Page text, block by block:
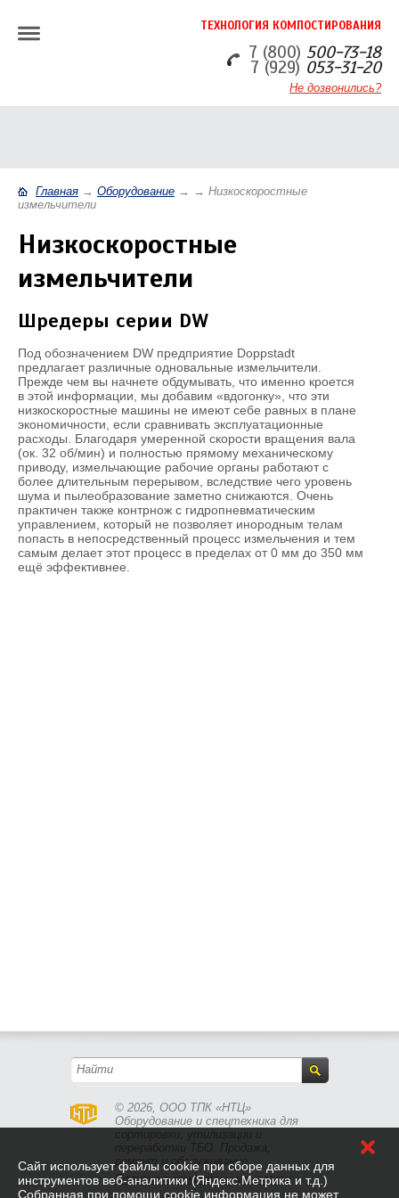
ТЕХНОЛОГИЯ КОМПОСТИРОВАНИЯ
7 (800) 500-73-18
7 (929) 053-31-20
Не дозвонились?
Главная → Оборудование → → Низкоскоростные
измельчители
Низкоскоростные
измельчители
Шредеры серии DW
Под обозначением DW предприятие Doppstadt
предлагает различные одновальные измельчители.
Прежде чем вы начнете обдумывать, что именно кроется
в этой информации, мы добавим «вдогонку», что эти
низкоскоростные машины не имеют себе равных в плане
экономичности, если сравнивать эксплуатационные
расходы. Благодаря умеренной скорости вращения вала
(ок. 32 об/мин) и полностью прямому механическому
приводу, измельчающие рабочие органы работают с
более длительным перерывом, вследствие чего уровень
шума и пылеобразование заметно снижаются. Очень
практичен также контрнож с гидропневматическим
управлением, который не позволяет инородным телам
попасть в непосредственный процесс измельчения и тем
самым делает этот процесс в пределах от 0 мм до 350 мм
ещё эффективнее.
© 2026, ООО ТПК «НТЦ»
Оборудование и спецтехника для
ремонт и обслуживание.
Политика конфиденциальности
Cайт использует файлы cookie при сборе данных для
инструментов веб-аналитики (Яндекс.Метрика и т.д.)
Собранная при помощи cookie информация не может